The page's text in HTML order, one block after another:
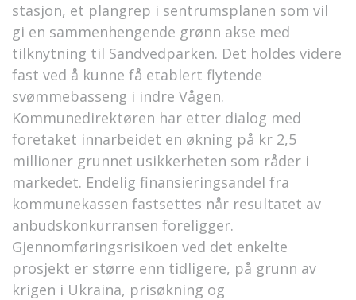
stasjon, et plangrep i sentrumsplanen som vil
gi en sammenhengende grønn akse med
tilknytning til Sandvedparken. Det holdes videre
fast ved å kunne få etablert flytende
svømmebasseng i indre Vågen.
Kommunedirektøren har etter dialog med
foretaket innarbeidet en økning på kr 2,5
millioner grunnet usikkerheten som råder i
markedet. Endelig finansieringsandel fra
kommunekassen fastsettes når resultatet av
anbudskonkurransen foreligger.
Gjennomføringsrisikoen ved det enkelte
prosjekt er større enn tidligere, på grunn av
krigen i Ukraina, prisøkning og